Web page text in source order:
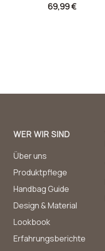
o
Angebotspreis
69,99 €
WER WIR SIND
Über uns
Produktpflege
Handbag Guide
Design & Material
Lookbook
Erfahrungsberichte